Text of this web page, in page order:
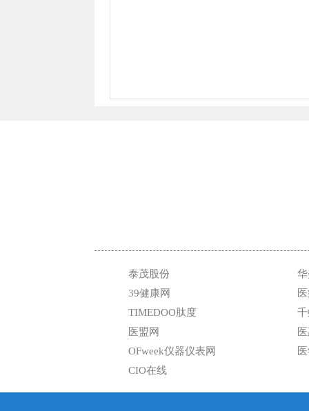
泰茂股份
39健康网
TIMEDOO肽度
医盟网
OFweek仪器仪表网
CIO在线